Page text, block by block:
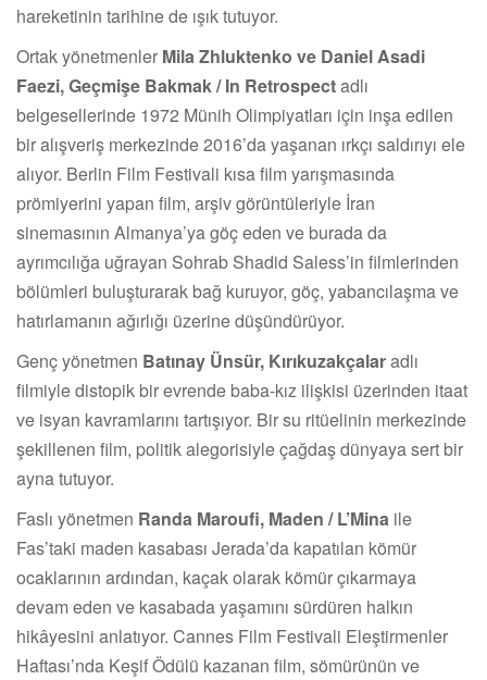
hareketinin tarihine de ışık tutuyor.
Ortak yönetmenler Mila Zhluktenko ve Daniel Asadi
Faezi, Geçmişe Bakmak / In Retrospectadlı
belgesellerinde 1972 Münih Olimpiyatları için inşa edilen
bir alışveriş merkezinde 2016’da yaşanan ırkçı saldırıyı ele
alıyor. Berlin Film Festivali kısa film yarışmasında
prömiyerini yapan film, arşiv görüntüleriyle İran
sinemasının Almanya’ya göç eden ve burada da
ayrımcılığa uğrayan Sohrab Shadid Saless’in filmlerinden
bölümleri buluşturarak bağ kuruyor, göç, yabancılaşma ve
hatırlamanın ağırlığı üzerine düşündürüyor.
Genç yönetmen Batınay Ünsür, Kırıkuzakçalaradlı
filmiyle distopik bir evrende baba-kız ilişkisi üzerinden itaat
ve isyan kavramlarını tartışıyor. Bir su ritüelinin merkezinde
şekillenen film, politik alegorisiyle çağdaş dünyaya sert bir
ayna tutuyor.
Faslı yönetmen Randa Maroufi, Maden / L’Mina ile
Fas’taki maden kasabası Jerada’da kapatılan kömür
ocaklarının ardından, kaçak olarak kömür çıkarmaya
devam eden ve kasabada yaşamını sürdüren halkın
hikâyesini anlatıyor. Cannes Film Festivali Eleştirmenler
Haftası’nda Keşif Ödülü kazanan film, sömürünün ve